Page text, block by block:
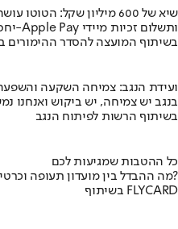
שיא של 600 מיליון שקל: הטוטו עושה מהפיכה
יחסי הימור משופרים, הפקדות ב-Apple Pay ותשלום זכיות מיידי
בשיתוף המועצה להסדר ההימורים
ועידת הנגב: צמיחה השקעה
בנגב יש צמיחה, יש ביקוש ואנחנו
בשיתוף הרשות לפיתוח הנגב
כל ההטבות שמגיעות לכם
מה ההבדל בין מועדון תעופה וכרטיס אשראי?
בשיתוף FLYCARD